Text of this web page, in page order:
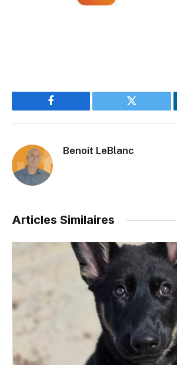
Facebook Twitter
Benoit LeBlanc
Articles Similaires